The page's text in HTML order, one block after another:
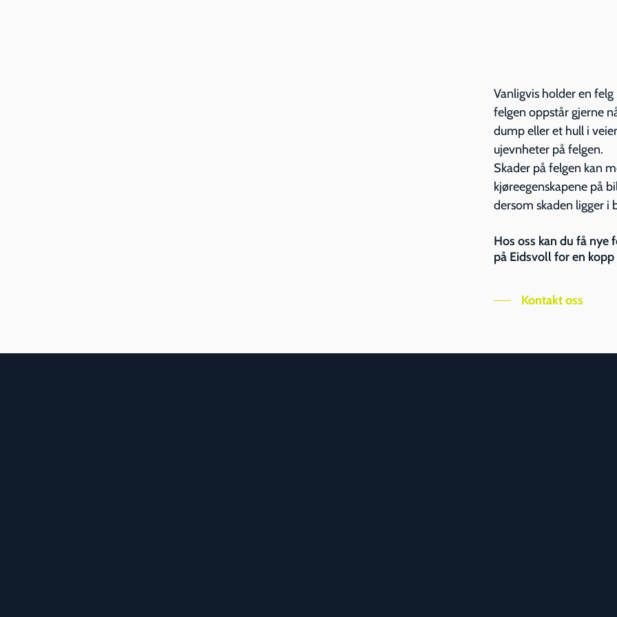
Vanligvis holder en
felgen oppstår gjerne
dump eller et hull i
ujevnheter på felgen.
Skader på felgen kan
kjøreegenskapene på
dersom skaden ligger i
Hos oss kan du få nye
på Eidsvoll for en
Kontakt oss